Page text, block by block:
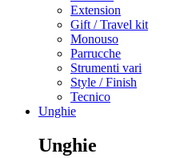
Extension
Gift / Travel kit
Monouso
Parrucche
Strumenti vari
Style / Finish
Tecnico
Unghie
Unghie